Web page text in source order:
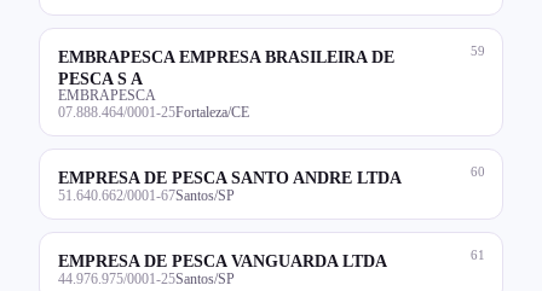
59
EMBRAPESCA EMPRESA BRASILEIRA DE
PESCA S A
EMBRAPESCA
07.888.464/0001-25Fortaleza/CE
60
EMPRESA DE PESCA SANTO ANDRE LTDA
51.640.662/0001-67Santos/SP
61
EMPRESA DE PESCA VANGUARDA LTDA
44.976.975/0001-25Santos/SP